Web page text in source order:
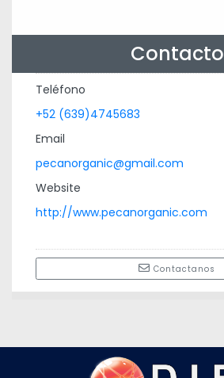
Contacto
Teléfono
+52 (639)4745683
Email
pecanorganic@gmail.com
Website
http://www.pecanorganic.com
Contactanos